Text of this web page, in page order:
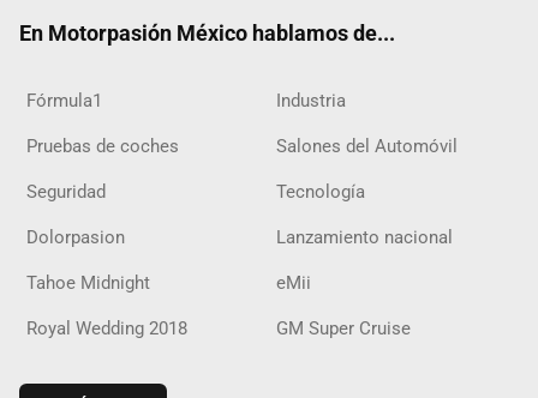
En Motorpasión México hablamos de...
Fórmula1 Industria
Pruebas de coches Salones del Automóvil
Seguridad Tecnología
Dolorpasion Lanzamiento nacional
Tahoe Midnight eMii
Royal Wedding 2018 GM Super Cruise